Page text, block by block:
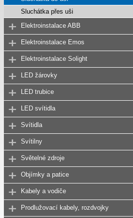
Sluchátka přes uši
Elektroinstalace ABB
Elektroinstalace Emos
Elektroinstalace Solight
LED žárovky
LED trubice
LED svítidla
Svítidla
Svítilny
Světelné zdroje
Objímky a patice
Kabely a vodiče
Prodlužovací kabely, rozdvojky